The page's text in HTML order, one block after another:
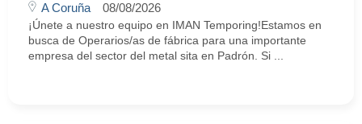
A Coruña 08/08/2026
¡Únete a nuestro equipo en IMAN Temporing!Estamos en
busca de Operarios/as de fábrica para una importante
empresa del sector del metal sita en Padrón. Si ...